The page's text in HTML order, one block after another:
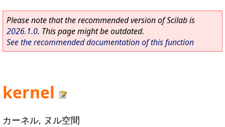
Please note that the recommended version of Scilab is
2026.1.0. This page might be outdated.
See the recommended documentation of this function
kernel
カーネル, ヌル空間